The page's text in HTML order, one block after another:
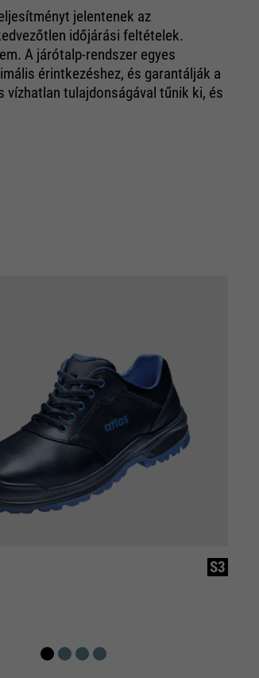
jelentenek az
időjárási feltételek.
A járótalp-rendszer egyes
érintkezéshez, és garantálják a
tulajdonságával tűnik ki, és
S3